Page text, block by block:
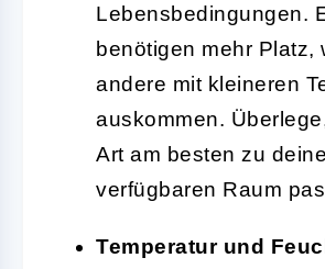
Lebensbedingungen.
benötigen mehr Platz,
andere mit kleineren
auskommen.
Art am besten zu
verfügbaren Raum
Temperatur und